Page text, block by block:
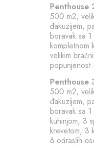
Penthouse
500 m2,
đakuzijem,
boravak sa
kompletnom
velikim
Penthouse
500 m2,
đakuzijem,
boravak sa
kuhinjom, 3
krevetom, 3
6 odraslih